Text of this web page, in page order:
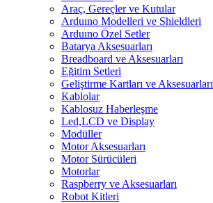
Araç, Gereçler ve Kutular
Arduıno Modelleri ve Shieldleri
Arduıno Özel Setler
Batarya Aksesuarları
Breadboard ve Aksesuarları
Eğitim Setleri
Geliştirme Kartları ve Aksesuarları
Kablolar
Kablosuz Haberleşme
Led,LCD ve Display
Modüller
Motor Aksesuarları
Motor Sürücüleri
Motorlar
Raspberry ve Aksesuarları
Robot Kitleri